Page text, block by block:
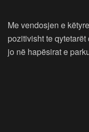
Me vendosjen e
pozitivisht te
jo në hapësirat e